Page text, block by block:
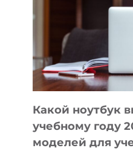
БЕЗ
КОДА
Какой ноутбук
учебному году
моделей для